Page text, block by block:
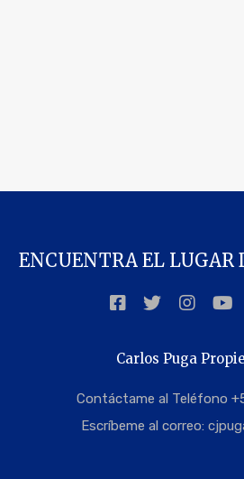
ENCUENTRA EL LUGAR
Carlos Puga
Contáctame al Teléfono
Escríbeme al correo: